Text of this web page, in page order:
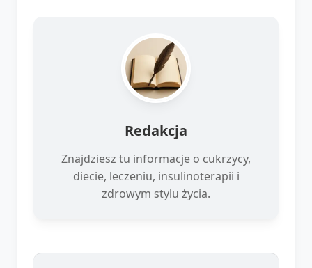
-80
Redakcja
Znajdziesz tu informacje o cukrzycy,
diecie, leczeniu, insulinoterapii i
zdrowym stylu życia.